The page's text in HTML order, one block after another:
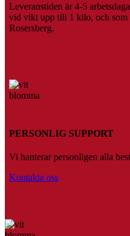
Leveranstiden är 4-5
vid vikt upp till 1 kilo, och som
Rosersberg.
PERSONLIG SUPPORT
Vi hanterar personligen alla
Kontakta oss